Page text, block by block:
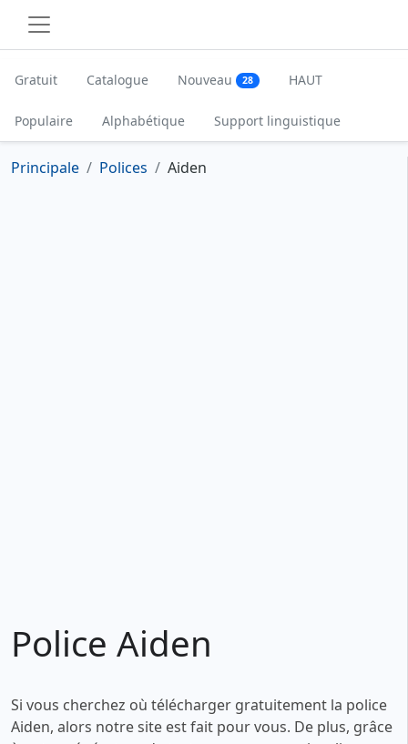
Gratuit Catalogue Nouveau 28 HAUT
Populaire Alphabétique Support linguistique
Principale Polices Aiden
Police Aiden
Si vous cherchez où télécharger gratuitement la police
Aiden, alors notre site est fait pour vous. De plus, grâce